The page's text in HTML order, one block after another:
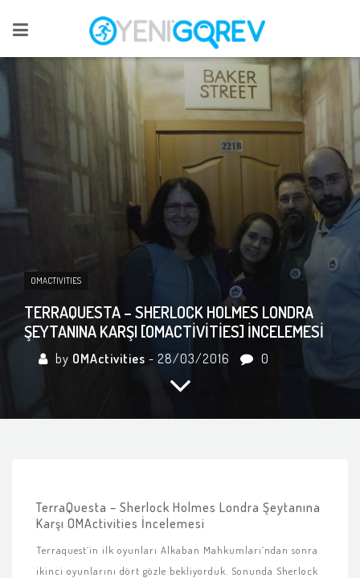
OMACTIVITIES
TERRAQUESTA – SHERLOCK HOLMES LONDRA
ŞEYTANINA KARŞI [OMACTIVITIES] İNCELEMESI
by OMActivities - 28/03/2016 0
TerraQuesta – Sherlock Holmes Londra Şeytanına
Karşı OMActivities İncelemesi
Terraquest’in ilk oyunları Alkaban Mahkumları’ndan sonra
ikinci oyunlarını dört gözle bekliyorduk. Sonunda Sherlock